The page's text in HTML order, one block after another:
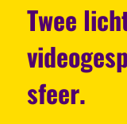
Twee
sfeer.